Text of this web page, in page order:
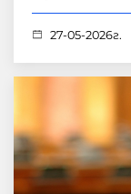
27-05-2026г.